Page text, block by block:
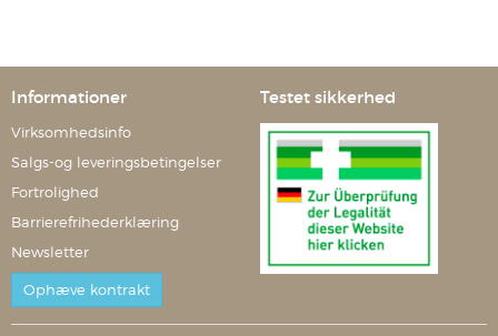
Informationer
Virksomhedsinfo
Salgs-og leveringsbetingelser
Fortrolighed
Barrierefrihederklæring
Newsletter
Ophæve kontrakt
Testet sikkerhed